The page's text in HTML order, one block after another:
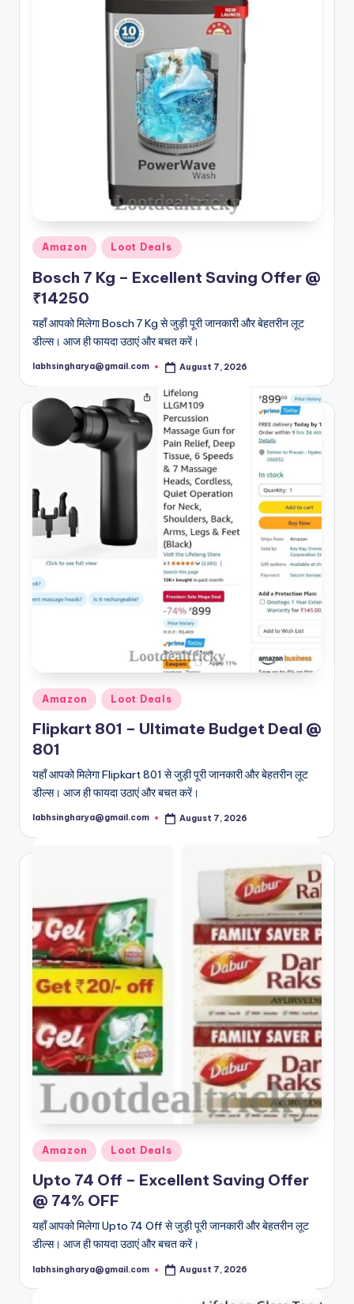
Posted
in
Amazon Loot Deals
Bosch 7 Kg – Excellent Saving Offer @
₹14250
यहाँ आपको मिलेगा Bosch 7 Kg से जुड़ी पूरी जानकारी और बेहतरीन लूट
डील्स। आज ही फायदा उठाएं और बचत करें।
Posted
labhsingharya@gmail.com August 7, 2026
Posted
in
Amazon Loot Deals
Flipkart 801 – Ultimate Budget Deal @
801
यहाँ आपको मिलेगा Flipkart 801 से जुड़ी पूरी जानकारी और बेहतरीन लूट
डील्स। आज ही फायदा उठाएं और बचत करें।
Posted
labhsingharya@gmail.com August 7, 2026
Posted
in
Amazon Loot Deals
Upto 74 Off – Excellent Saving Offer
@ 74% OFF
यहाँ आपको मिलेगा Upto 74 Off से जुड़ी पूरी जानकारी और बेहतरीन लूट
डील्स। आज ही फायदा उठाएं और बचत करें।
Posted
labhsingharya@gmail.com August 7, 2026